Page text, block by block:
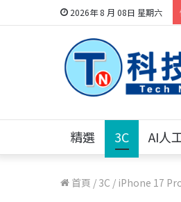
2026年 8 月 08日 星期六
精選 3C AI人
首頁 / 3C / iPhone 17